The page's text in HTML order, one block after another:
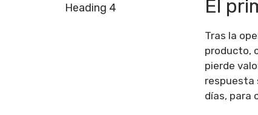
Heading 4
El
Tras la
producto,
pierde
respuesta
días, para